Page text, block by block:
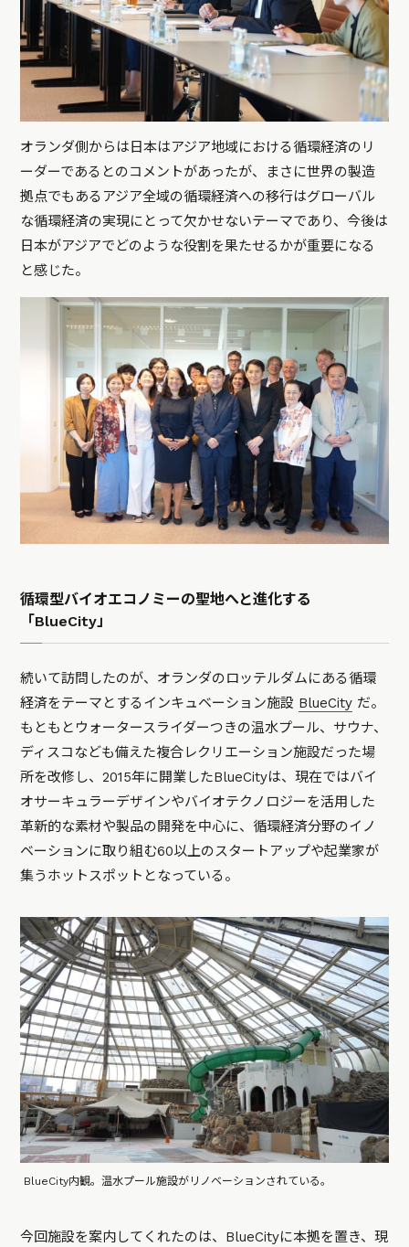
オランダ側からは日本はアジア地域における循環経済のリ
ーダーであるとのコメントがあったが、まさに世界の製造
拠点でもあるアジア全域の循環経済への移行はグローバル
な循環経済の実現にとって欠かせないテーマであり、今後は
日本がアジアでどのような役割を果たせるかが重要になる
と感じた。
循環型バイオエコノミーの聖地へと進化する
「BlueCity」
続いて訪問したのが、オランダのロッテルダムにある循環
経済をテーマとするインキュベーション施設 BlueCity だ。
もともとウォータースライダーつきの温水プール、サウナ、
ディスコなども備えた複合レクリエーション施設だった場
所を改修し、2015年に開業したBlueCityは、現在ではバイ
オサーキュラーデザインやバイオテクノロジーを活用した
革新的な素材や製品の開発を中心に、循環経済分野のイノ
ベーションに取り組む60以上のスタートアップや起業家が
集うホットスポットとなっている。
BlueCity内観。温水プール施設がリノベーションされている。
今回施設を案内してくれたのは、BlueCityに本拠を置き、現